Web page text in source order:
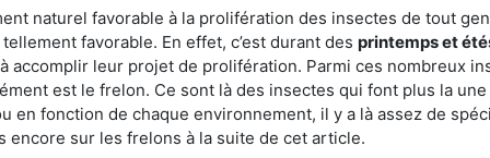
naturel favorable à la prolifération des insectes de tout
favorable. En effet, c’est durant des printemps et
accomplir leur projet de prolifération. Parmi ces nombreux
est le frelon. Ce sont là des insectes qui font plus la
en fonction de chaque environnement, il y a là assez de
encore sur les frelons à la suite de cet article.